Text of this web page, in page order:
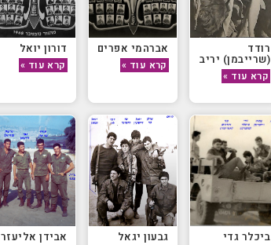
רודד
(שרייבמן) יריב
קרא עוד »
אברהמי אפרים
קרא עוד »
דורון יואל
קרא עוד »
ביכלר גדי גבעון יגאל אבידן אליעזר